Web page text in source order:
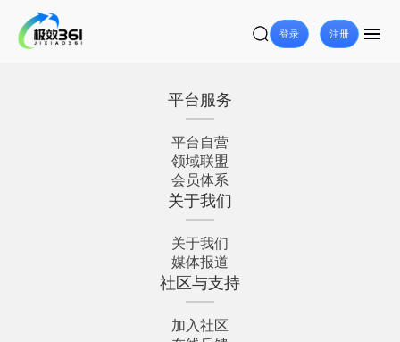
登录 注册
平台服务
平台自营
领域联盟
会员体系
关于我们
关于我们
媒体报道
社区与支持
加入社区